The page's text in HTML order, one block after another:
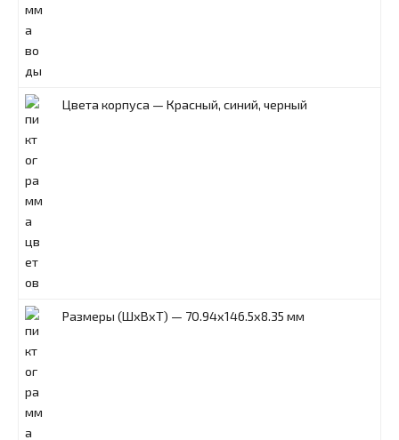
Цвета корпуса — Красный, синий, черный
Размеры (ШxВxТ) — 70.94x146.5x8.35 мм